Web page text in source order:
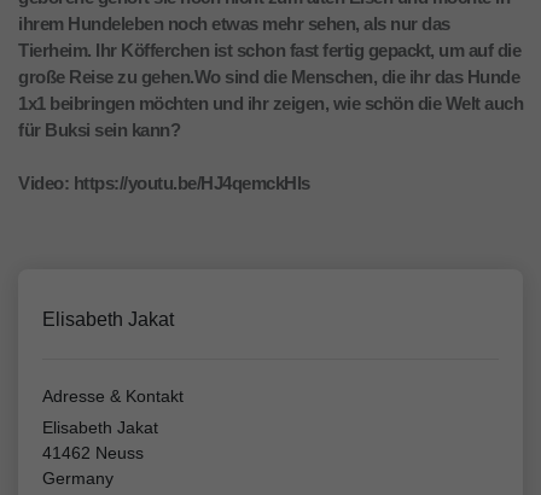
ihrem Hundeleben noch etwas mehr sehen, als nur das
Tierheim. Ihr Köfferchen ist schon fast fertig gepackt, um auf die
große Reise zu gehen.Wo sind die Menschen, die ihr das Hunde
1x1 beibringen möchten und ihr zeigen, wie schön die Welt auch
für Buksi sein kann?
Video: https://youtu.be/HJ4qemckHls
Elisabeth Jakat
Adresse & Kontakt
Elisabeth Jakat
41462 Neuss
Germany